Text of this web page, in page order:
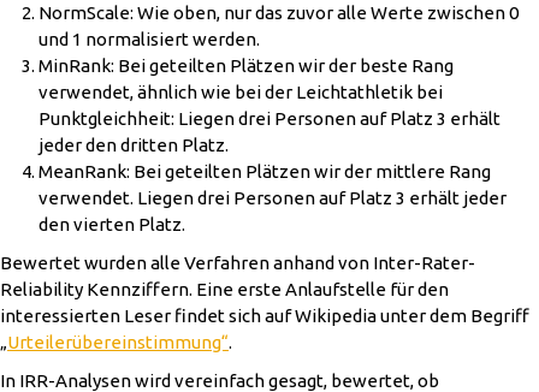
NormScale: Wie oben, nur das zuvor alle Werte zwischen 0
und 1 normalisiert werden.
MinRank: Bei geteilten Plätzen wir der beste Rang
verwendet, ähnlich wie bei der Leichtathletik bei
Punktgleichheit: Liegen drei Personen auf Platz 3 erhält
jeder den dritten Platz.
MeanRank: Bei geteilten Plätzen wir der mittlere Rang
verwendet. Liegen drei Personen auf Platz 3 erhält jeder
den vierten Platz.
Bewertet wurden alle Verfahren anhand von Inter-Rater-
Reliability Kennziffern. Eine erste Anlaufstelle für den
interessierten Leser findet sich auf Wikipedia unter dem Begriff
„Urteilerübereinstimmung“.
In IRR-Analysen wird vereinfach gesagt, bewertet, ob